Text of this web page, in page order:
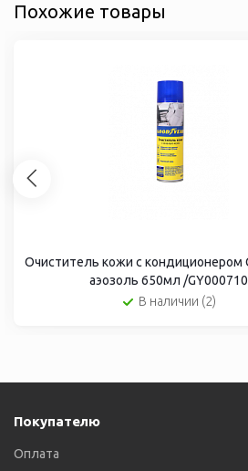
Похожие товары
Очиститель кожи с кондиционером GOODYEAR
аэозоль 650мл /GY000710
В наличии (2)
Покупателю
Оплата